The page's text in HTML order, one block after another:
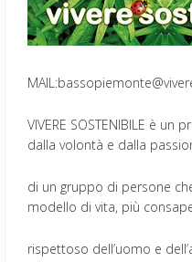
MAIL:
VIVERE SOSTENIBILE è un
dalla volontà e dalla
di un gruppo di persone
modello di vita, più
rispettoso dell’uomo e